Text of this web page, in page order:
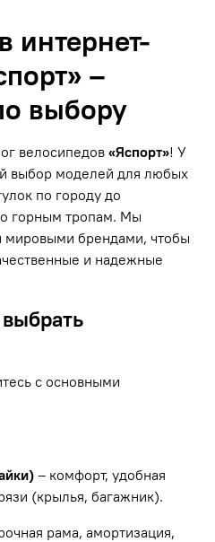
интернет-
–
выбору
велосипедов «Яспорт»! У
выбор моделей для любых
по городу до
горным тропам. Мы
мировыми брендами, чтобы
и надежные
с основными
– комфорт, удобная
(крылья, багажник).
рама, амортизация,